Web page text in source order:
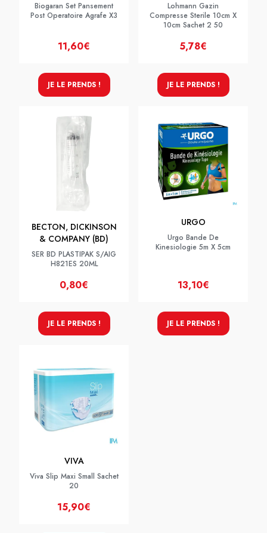
Biogaran Set Pansement
Post Operatoire Agrafe X3
11,60€
JE LE PRENDS !
Lohmann Gazin
Compresse Sterile 10cm X
10cm Sachet 2 50
5,78€
JE LE PRENDS !
BECTON, DICKINSON
& COMPANY (BD)
SER BD PLASTIPAK S/AIG
H821ES 20ML
0,80€
JE LE PRENDS !
URGO
Urgo Bande De
Kinesiologie 5m X 5cm
13,10€
JE LE PRENDS !
VIVA
Viva Slip Maxi Small Sachet
20
15,90€